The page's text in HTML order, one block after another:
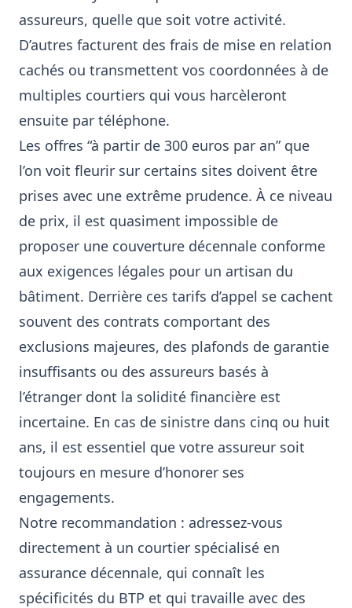
assureurs, quelle que soit votre activité.
D’autres facturent des frais de mise en relation
cachés ou transmettent vos coordonnées à de
multiples courtiers qui vous harcèleront
ensuite par téléphone.
Les offres “à partir de 300 euros par an” que
l’on voit fleurir sur certains sites doivent être
prises avec une extrême prudence. À ce niveau
de prix, il est quasiment impossible de
proposer une couverture décennale conforme
aux exigences légales pour un artisan du
bâtiment. Derrière ces tarifs d’appel se cachent
souvent des contrats comportant des
exclusions majeures, des plafonds de garantie
insuffisants ou des assureurs basés à
l’étranger dont la solidité financière est
incertaine. En cas de sinistre dans cinq ou huit
ans, il est essentiel que votre assureur soit
toujours en mesure d’honorer ses
engagements.
Notre recommandation : adressez-vous
directement à un courtier spécialisé en
assurance décennale, qui connaît les
spécificités du BTP et qui travaille avec des